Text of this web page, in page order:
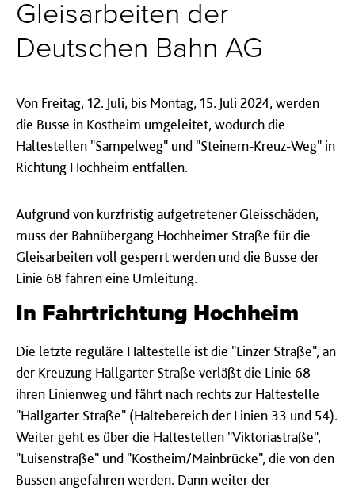
Gleisarbeiten der
Deutschen Bahn AG
Von Freitag, 12. Juli, bis Montag, 15. Juli 2024, werden
die Busse in Kostheim umgeleitet, wodurch die
Haltestellen "Sampelweg" und "Steinern-Kreuz-Weg" in
Richtung Hochheim entfallen.
Aufgrund von kurzfristig aufgetretener Gleisschäden,
muss der Bahnübergang Hochheimer Straße für die
Gleisarbeiten voll gesperrt werden und die Busse der
Linie 68 fahren eine Umleitung.
In Fahrtrichtung Hochheim
Die letzte reguläre Haltestelle ist die "Linzer Straße", an
der Kreuzung Hallgarter Straße verläßt die Linie 68
ihren Linienweg und fährt nach rechts zur Haltestelle
"Hallgarter Straße" (Haltebereich der Linien 33 und 54).
Weiter geht es über die Haltestellen "Viktoriastraße",
"Luisenstraße" und "Kostheim/Mainbrücke", die von den
Bussen angefahren werden. Dann weiter der